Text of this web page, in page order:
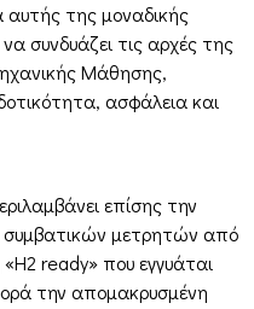
αυτής της μοναδικής
συνδυάζει τις αρχές της
Μάθησης,
ασφάλεια και
επίσης την
μετρητών από
ready» που εγγυάται
την απομακρυσμένη